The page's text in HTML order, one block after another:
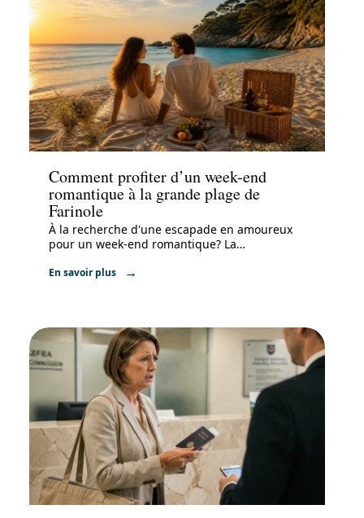
Voyage
Comment profiter d’un week-end
romantique à la grande plage de
Farinole
À la recherche d'une escapade en amoureux
pour un week-end romantique? La…
En savoir plus
Administratif